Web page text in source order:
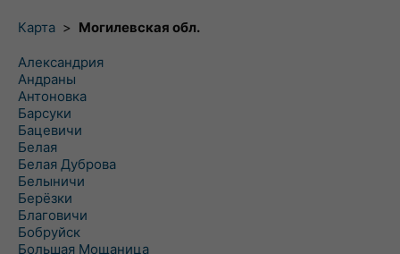
Карта > Могилевская обл.
Александрия
Андраны
Антоновка
Барсуки
Бацевичи
Белая
Белая Дуброва
Белыничи
Берёзки
Благовичи
Бобруйск
Большая Мощаница